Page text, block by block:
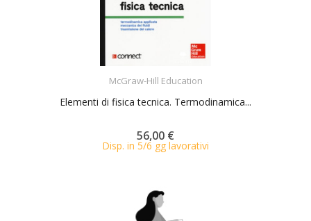
McGraw-Hill Education
Elementi di fisica tecnica. Termodinamica...
56,00 €
Disp. in 5/6 gg lavorativi